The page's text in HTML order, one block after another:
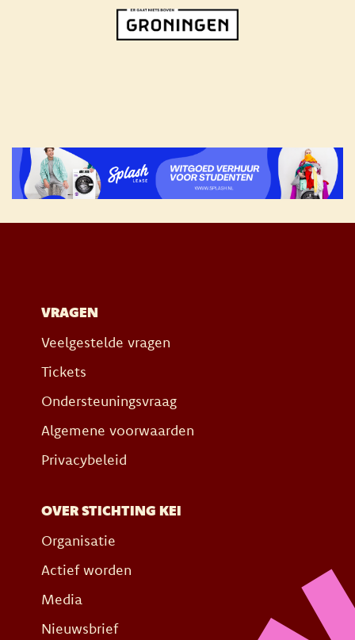
VRAGEN
Veelgestelde vragen
Tickets
Ondersteuningsvraag
Algemene voorwaarden
Privacybeleid
OVER STICHTING KEI
Organisatie
Actief worden
Media
Nieuwsbrief